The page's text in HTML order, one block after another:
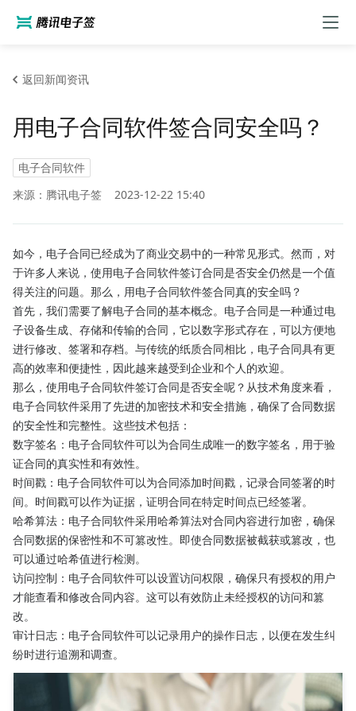
返回新闻资讯
用电子合同软件签合同安全吗？
电子合同软件
来源：腾讯电子签
2023-12-22 15:40
如今，电子合同已经成为了商业交易中的一种常见形式。然而，对
于许多人来说，使用电子合同软件签订合同是否安全仍然是一个值
得关注的问题。那么，用电子合同软件签合同真的安全吗？
首先，我们需要了解电子合同的基本概念。电子合同是一种通过电
子设备生成、存储和传输的合同，它以数字形式存在，可以方便地
进行修改、签署和存档。与传统的纸质合同相比，电子合同具有更
高的效率和便捷性，因此越来越受到企业和个人的欢迎。
那么，使用电子合同软件签订合同是否安全呢？从技术角度来看，
电子合同软件采用了先进的加密技术和安全措施，确保了合同数据
的安全性和完整性。这些技术包括：
数字签名：电子合同软件可以为合同生成唯一的数字签名，用于验
证合同的真实性和有效性。
时间戳：电子合同软件可以为合同添加时间戳，记录合同签署的时
间。时间戳可以作为证据，证明合同在特定时间点已经签署。
哈希算法：电子合同软件采用哈希算法对合同内容进行加密，确保
合同数据的保密性和不可篡改性。即使合同数据被截获或篡改，也
可以通过哈希值进行检测。
访问控制：电子合同软件可以设置访问权限，确保只有授权的用户
才能查看和修改合同内容。这可以有效防止未经授权的访问和篡
改。
审计日志：电子合同软件可以记录用户的操作日志，以便在发生纠
纷时进行追溯和调查。